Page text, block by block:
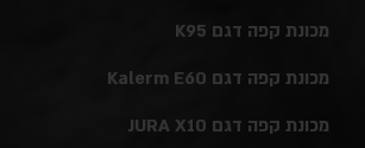
מכונת קפה דגם K95
מכונת קפה דגם Kalerm E60
מכונת קפה דגם JURA X10